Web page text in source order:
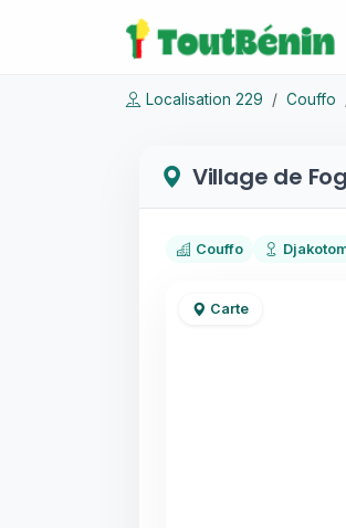
Localisation 229 Couffo
Village de
Couffo
Carte